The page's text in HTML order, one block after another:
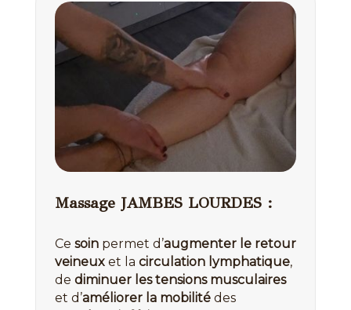
Massage JAMBES LOURDES :
Ce soinpermet d’augmenter le retour
veineuxet la circulation lymphatique,
de diminuer les tensions musculaires
et d’améliorer la mobilitédes